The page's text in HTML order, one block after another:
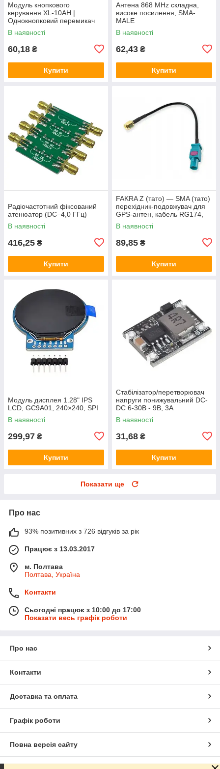
Модуль кнопкового
керування XL-10AH |
Однокнопковий перемикач
10A | Модуль з фіксацією |
Широкий діапазон
В наявності
60,18 ₴
Купити
Антена 868 MHz складна,
високе посилення, SMA-
MALE
В наявності
62,43 ₴
Купити
Радіочастотний фіксований
атенюатор (DC–4,0 ГГц)
В наявності
416,25 ₴
Купити
FAKRA Z (тато) — SMA (тато)
перехідник-подовжувач для
GPS-антен, кабель RG174,
15 см
В наявності
89,85 ₴
Купити
Модуль дисплея 1.28" IPS
LCD, GC9A01, 240×240, SPI
В наявності
299,97 ₴
Купити
Стабілізатор/перетворювач
напруги понижувальний DC-
DC 6-30В - 9В, 3А
В наявності
31,68 ₴
Купити
Показати ще
Про нас
93% позитивних з 726 відгуків за рік
Працює з 13.03.2017
м. Полтава
Полтава, Україна
Контакти
Сьогодні працює з 10:00 до 17:00
Показати весь графік роботи
Про нас
Контакти
Доставка та оплата
Графік роботи
Повна версія сайту